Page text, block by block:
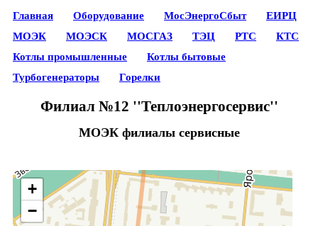
Главная Оборудование МосЭнергоСбыт
ЕИРЦ
МОЭК
МОЭСК МОСГАЗ ТЭЦ РТС
КТС
Котлы промышленные
Котлы бытовые
Турбогенераторы
Горелки
Филиал №12 ''Теплоэнергосервис''
МОЭК филиалы сервисные
+
−